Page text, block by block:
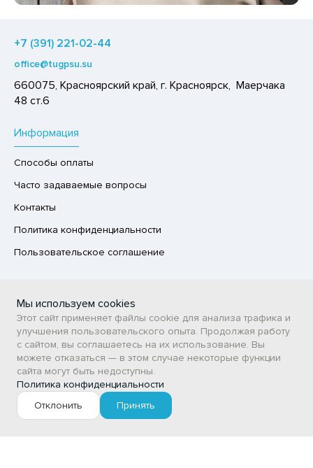
Информация
Способы оплаты
Часто задаваемые вопросы
Контакты
Политика конфиденциальности
Пользовательское соглашение
ПРОДОВОЛЬСТВЕННЫЕ ТОВАРЫ
НЕПРОДОВОЛЬСТВЕННЫЕ ТОВАРЫ
Сертификаты
ВСТ
Личный кабинет
+7 (391) 221-02-44
office@tugpsu.su
660075, Красноярский край, г. Красноярск, Маерчака
48 ст.6
Мы используем cookies
Этот сайт применяет файлы cookie для анализа трафика и
улучшения пользовательского опыта. Продолжая работу
с сайтом, вы соглашаетесь на их использование. Вы
можете отказаться — в этом случае некоторые функции
сайта могут быть недоступны.
Политика конфиденциальности
Отклонить
Принять